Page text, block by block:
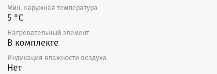
При очистке крыльчатки следует помнить, что:
Нужно отсоединить вентилятор от агрегата;
Чистить крыльчатку необходимо осторожно, чтоб
не нарушить ее балансировку;
Нельзя применять агрессивные химические
Мин. наружная температура
5 °С
Нагревательный элемент
В комплекте
Индикация влажности воздуха
Нет